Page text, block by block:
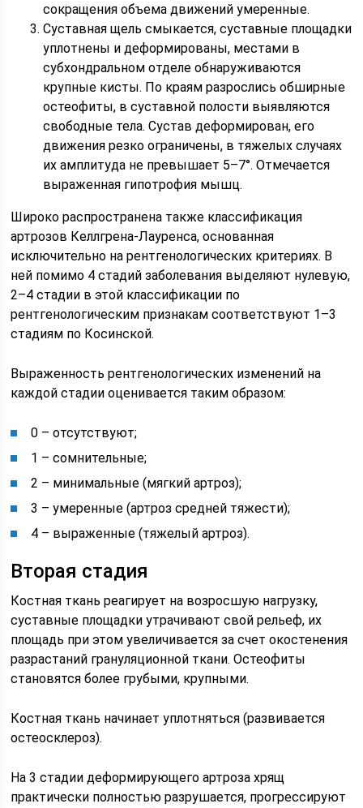
сокращения объема движений умеренные.
Суставная щель смыкается, суставные площадки
уплотнены и деформированы, местами в
субхондральном отделе обнаруживаются
крупные кисты. По краям разрослись обширные
остеофиты, в суставной полости выявляются
свободные тела. Сустав деформирован, его
движения резко ограничены, в тяжелых случаях
их амплитуда не превышает 5–7°. Отмечается
выраженная гипотрофия мышц.
Широко распространена также классификация
артрозов Келлгрена-Лауренса, основанная
исключительно на рентгенологических критериях. В
ней помимо 4 стадий заболевания выделяют нулевую,
2–4 стадии в этой классификации по
рентгенологическим признакам соответствуют 1–3
стадиям по Косинской.
Выраженность рентгенологических изменений на
каждой стадии оценивается таким образом:
0 – отсутствуют;
1 – сомнительные;
2 – минимальные (мягкий артроз);
3 – умеренные (артроз средней тяжести);
4 – выраженные (тяжелый артроз).
Вторая стадия
Костная ткань реагирует на возросшую нагрузку,
суставные площадки утрачивают свой рельеф, их
площадь при этом увеличивается за счет окостенения
разрастаний грануляционной ткани. Остеофиты
становятся более грубыми, крупными.
Костная ткань начинает уплотняться (развивается
остеосклероз).
На 3 стадии деформирующего артроза хрящ
практически полностью разрушается, прогрессируют